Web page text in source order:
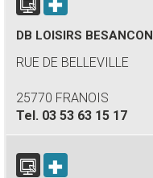
DB LOISIRS BESANCON
RUE DE BELLEVILLE
25770 FRANOIS
Tel. 03 53 63 15 17